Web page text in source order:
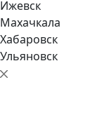
Ижевск
Махачкала
Хабаровск
Ульяновск